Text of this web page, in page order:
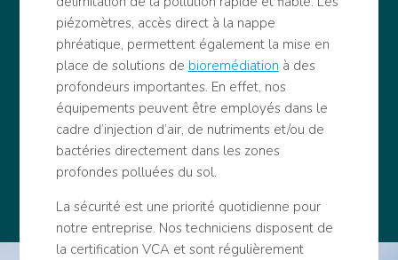
piézomètres, accès direct à la nappe
phréatique, permettent également la mise en
place de solutions de bioremédiation à des
profondeurs importantes. En effet, nos
équipements peuvent être employés dans le
cadre d’injection d’air, de nutriments et/ou de
bactéries directement dans les zones
profondes polluées du sol.
La sécurité est une priorité quotidienne pour
notre entreprise. Nos techniciens disposent de
la certification VCA et sont régulièrement